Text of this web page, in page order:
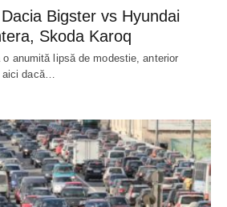
Bigster vs Hyundai
Skoda Karoq
o anumită lipsă de modestie, anterior
aici dacă…